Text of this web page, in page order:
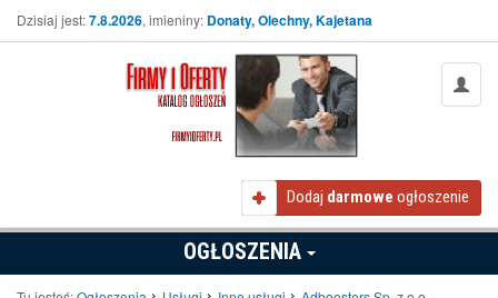
Dzisiaj jest:7.8.2026, imieniny: Donaty, Olechny, Kajetana
Dodaj darmowe ogłoszenie
OGŁOSZENIA